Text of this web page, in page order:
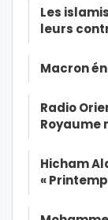
Les
leurs
Macron
Radio
Royaume
Hicham
«